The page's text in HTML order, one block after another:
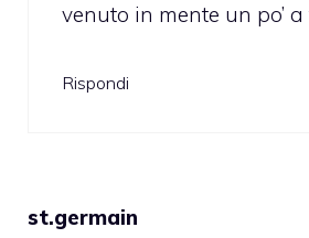
venuto in mente un po’ a
Rispondi
st.germain